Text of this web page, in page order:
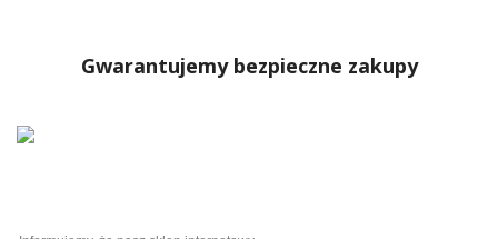
Gwarantujemy bezpieczne zakupy